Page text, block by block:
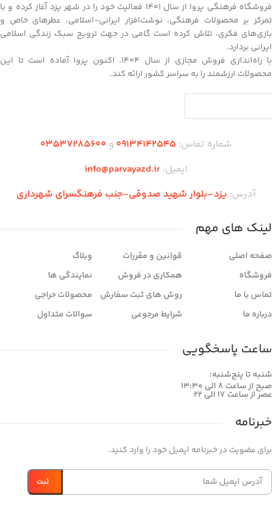
فروشگاه فرهنگی پروا از سال ۱۴۰۱ فعالیت خود را در شهر یزد آغاز کرده و با
تمرکز بر محصولات فرهنگی، نوشت‌افزار ایرانی-اسلامی، عطرهای خاص و
بازی‌های فکری، تلاش کرده است گامی در جهت ترویج سبک زندگی اسلامی
ایرانی بردارد.
با راه‌اندازی فروش مجازی از سال ۱۴۰۴، اکنون پروا آماده است تا این
محصولات ارزشمند را به سراسر کشور ارائه کند.
شماره تماس: 09134142545 و 03537285600
ایمیل: info@parvayazd.ir
آدرس: یزد-بلوار شهید صدوقی-جنب فرهنگسرای شهرداری
لینک های مهم
صفحه اصلی
فروشگاه
تماس با ما
درباره ما
قوانین و مقررات
همکاری در فروش
روش های ثبت سفارش
شرایط مرجوعی
وبلاگ
نمایندگی ها
محصولات حراجی
سوالات متداول
ساعت پاسخگویی
شنبه تا پنج‌شنبه:
صبح از ساعت 8 الی 13:30
عصر از ساعت 17 الی 22
خبرنامه
برای عضویت در خبرنامه ایمیل خود را وارد کنید.